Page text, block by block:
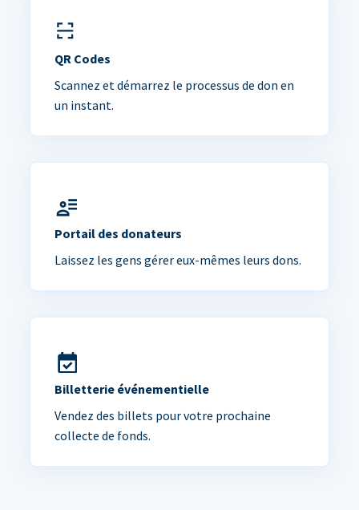
QR Codes
Scannez et démarrez le processus de don en
un instant.
Portail des donateurs
Laissez les gens gérer eux-mêmes leurs dons.
Billetterie événementielle
Vendez des billets pour votre prochaine
collecte de fonds.